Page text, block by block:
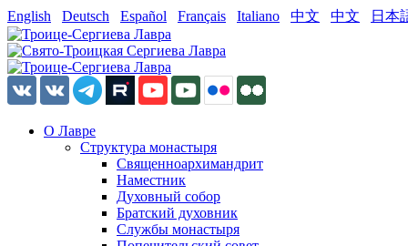
English Deutsch Español Français Italiano 中文 中文 日本
О Лавре
Структура монастыря
Священноархимандрит
Наместник
Духовный собор
Братский духовник
Службы монастыря